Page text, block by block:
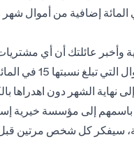
خصص 15 في المائة إضافية من أموال
وأخبر عائلتك أن أي
ستأتي من هذه الأموال
نهاية الشهر دون اهدراها
باسمهم إلى مؤسسة خيرية
سيفكر كل شخص مرتين قبل